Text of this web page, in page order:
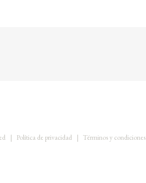
| Política de privacidad |Términos y condiciones